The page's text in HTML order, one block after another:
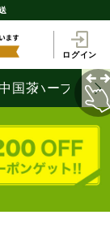
ログイン
国茶ハーブティ